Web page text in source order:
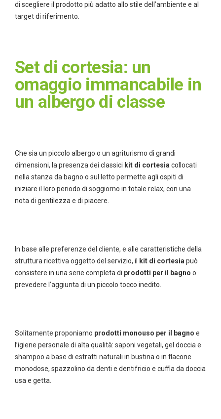
di scegliere il prodotto più adatto allo stile dell’ambiente e al
target di riferimento.
Set di cortesia: un
omaggio immancabile in
un albergo di classe
Che sia un piccolo albergo o un agriturismo di grandi
dimensioni, la presenza dei classici kit di cortesiacollocati
nella stanza da bagno o sul letto permette agli ospiti di
iniziare il loro periodo di soggiorno in totale relax, con una
nota di gentilezza e di piacere.
In base alle preferenze del cliente, e alle caratteristiche della
struttura ricettiva oggetto del servizio, il
kit di cortesiapuò
consistere in una serie completa di prodotti per il bagno o
prevedere l’aggiunta di un piccolo tocco inedito.
Solitamente proponiamo prodotti monouso per il bagno e
l’igiene personale di alta qualità: saponi vegetali, gel doccia e
shampoo a base di estratti naturali in bustina o in flacone
monodose, spazzolino da denti e dentifricio e cuffia da doccia
usa e getta.